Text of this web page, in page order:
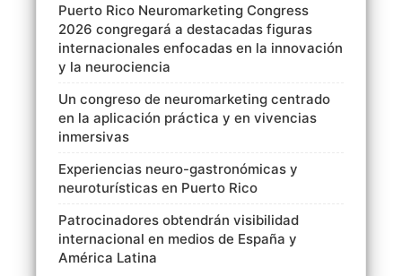
Puerto Rico Neuromarketing Congress
2026 congregará a destacadas figuras
internacionales enfocadas en la innovación
y la neurociencia
Un congreso de neuromarketing centrado
en la aplicación práctica y en vivencias
inmersivas
Experiencias neuro-gastronómicas y
neuroturísticas en Puerto Rico
Patrocinadores obtendrán visibilidad
internacional en medios de España y
América Latina